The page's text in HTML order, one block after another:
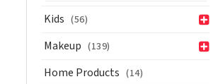
Kids (56)
Makeup (139)
Home Products (14)